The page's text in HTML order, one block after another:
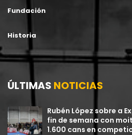
Fundación
Historia
ÚLTIMAS NOTICIAS
Rubén López sobre a
fin de semana con
1.600 cans en